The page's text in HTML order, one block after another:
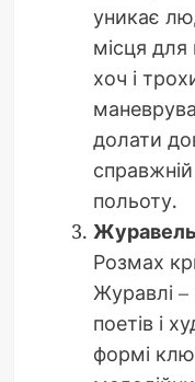
уникає
місця для
хоч і
долати
польоту.
Розмах
Журавлі –
поетів і
формі